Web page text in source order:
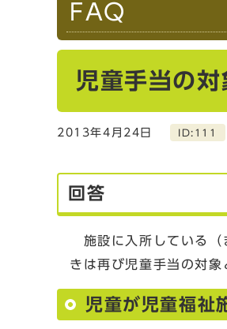
FAQ
児童手当の
2013年4月24日 ID:111
回答
施設に入所している（
きは再び児童手当の対象
児童が児童福祉